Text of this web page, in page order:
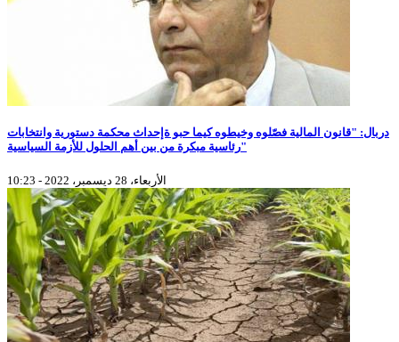
دربال: "قانون المالية فصّلوه وخيطوه كيما حبو ةإحداث محكمة دستورية وانتخابات
رئاسية مبكرة من بين أهم الحلول للأزمة السياسية"
الأربعاء، 28 ديسمبر، 2022 - 10:23